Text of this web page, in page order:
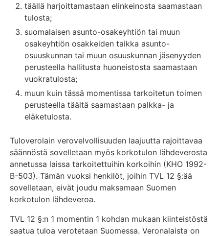
täällä harjoittamastaan elinkeinosta saamastaan
tulosta;
suomalaisen asunto-osakeyhtiön tai muun
osakeyhtiön osakkeiden taikka asunto-
osuuskunnan tai muun osuuskunnan jäsenyyden
perusteella hallitusta huoneistosta saamastaan
vuokratulosta;
muun kuin tässä momentissa tarkoitetun toimen
perusteella täältä saamastaan palkka- ja
eläketulosta.
Tuloverolain verovelvollisuuden laajuutta rajoittavaa
säännöstä sovelletaan myös korkotulon lähdeverosta
annetussa laissa tarkoitettuihin korkoihin (KHO 1992-
B-503). Tämän vuoksi henkilöt, joihin TVL 12 §:ää
sovelletaan, eivät joudu maksamaan Suomen
korkotulon lähdeveroa.
TVL 12 §:n 1 momentin 1 kohdan mukaan kiinteistöstä
saatua tuloa verotetaan Suomessa. Veronalaista on